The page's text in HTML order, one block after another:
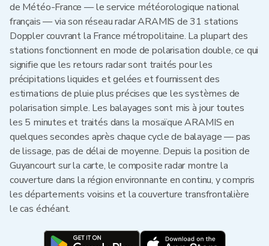
de Météo-France — le service météorologique national
français — via son réseau radar ARAMIS de 31 stations
Doppler couvrant la France métropolitaine. La plupart des
stations fonctionnent en mode de polarisation double, ce qui
signifie que les retours radar sont traités pour les
précipitations liquides et gelées et fournissent des
estimations de pluie plus précises que les systèmes de
polarisation simple. Les balayages sont mis à jour toutes
les 5 minutes et traités dans la mosaïque ARAMIS en
quelques secondes après chaque cycle de balayage — pas
de lissage, pas de délai de moyenne. Depuis la position de
Guyancourt sur la carte, le composite radar montre la
couverture dans la région environnante en continu, y compris
les départements voisins et la couverture transfrontalière
le cas échéant.